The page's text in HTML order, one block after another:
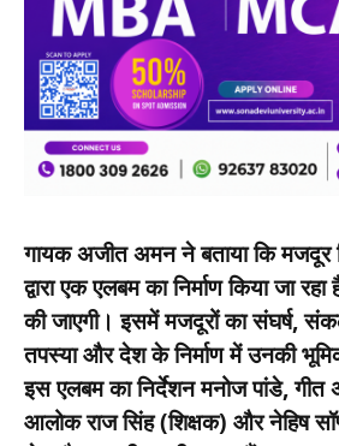
गायक अजीत अमन ने बताया कि
द्वारा एक एलबम का निर्माण किया जा
की जाएगी। इसमें मजदूरों का संघर्ष,
तपस्या और देश के निर्माण में उनकी
इस एलबम का निर्देशन मनोज पांडे, गीत
आलोक राज सिंह (शिक्षक) और नेहिष